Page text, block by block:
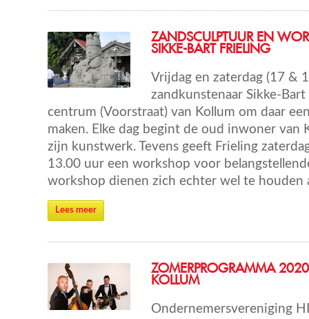
ZANDSCULPTUUR EN
SIKKE-BART FRIELING
Vrijdag en zaterdag (17 &
zandkunstenaar Sikke-
centrum (Voorstraat) van Kollum om daar
maken. Elke dag begint de oud inwoner van
zijn kunstwerk. Tevens geeft Frieling
13.00 uur een workshop voor
workshop dienen zich echter wel te houden
Lees meer
ZOMERPROGRAMMA
KOLLUM
Ondernemersvereniging